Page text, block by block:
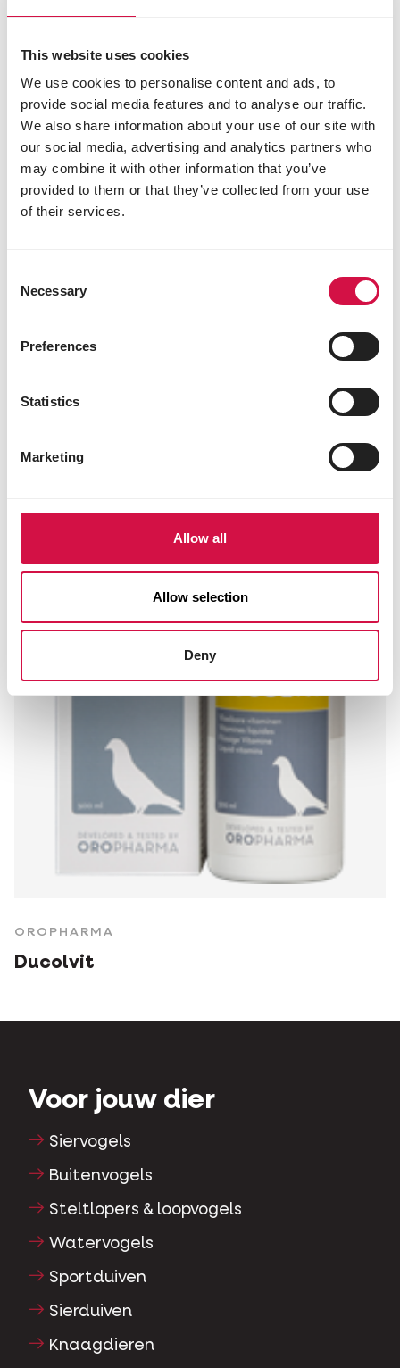
This website uses cookies
We use cookies to personalise content and ads, to
provide social media features and to analyse our traffic.
We also share information about your use of our site with
our social media, advertising and analytics partners who
may combine it with other information that you’ve
provided to them or that they’ve collected from your use
of their services.
Selection
Necessary
Preferences
Statistics
Marketing
Allow all
Allow selection
Deny
ruwe celstof 1,24 %
ruwe as 65,73 %
lysine 0 mg/kg
natrium 134000 mg/kg
Toevoegingsmiddelen/kg
Technologische toevoegingsmiddelen
gele gentiaanpoeder (gentiana lutea) 25352
Andere bezoekers bekeken ook:
OROPHARMA
Ducolvit
Voor jouw dier
Siervogels
Buitenvogels
Steltlopers & loopvogels
Watervogels
Sportduiven
Sierduiven
Knaagdieren